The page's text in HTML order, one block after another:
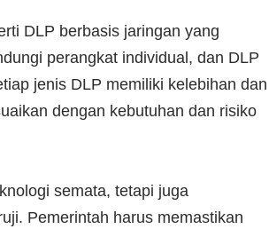
DLP berbasis jaringan yang
perangkat individual, dan DLP
jenis DLP memiliki kelebihan dan
dengan kebutuhan dan risiko
semata, tetapi juga
Pemerintah harus memastikan